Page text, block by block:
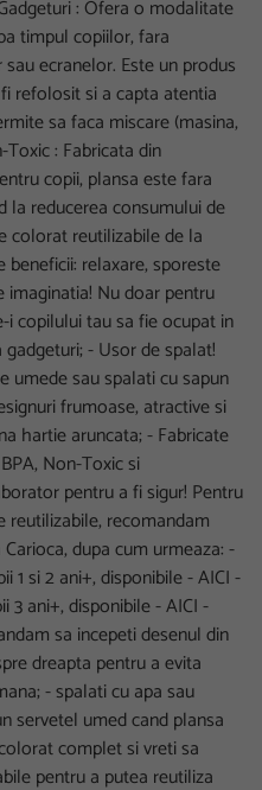
: Ofera o modalitate
timpul copiilor, fara
ecranelor. Este un produs
refolosit si a capta atentia
sa faca miscare (masina,
: Fabricata din
copii, plansa este fara
la reducerea consumului de
colorat reutilizabile de la
relaxare, sporeste
Nu doar pentru
i copilului tau sa fie ocupat in
- Usor de spalat!
umede sau spalati cu sapun
frumoase, atractive si
hartie aruncata; - Fabricate
Non-Toxic si
pentru a fi sigur! Pentru
reutilizabile, recomandam
dupa cum urmeaza: -
1 si 2 ani+, disponibile - AICI -
3 ani+, disponibile - AICI -
sa incepeti desenul din
dreapta pentru a evita
- spalati cu apa sau
servetel umed cand plansa
complet si vreti sa
pentru a putea reutiliza